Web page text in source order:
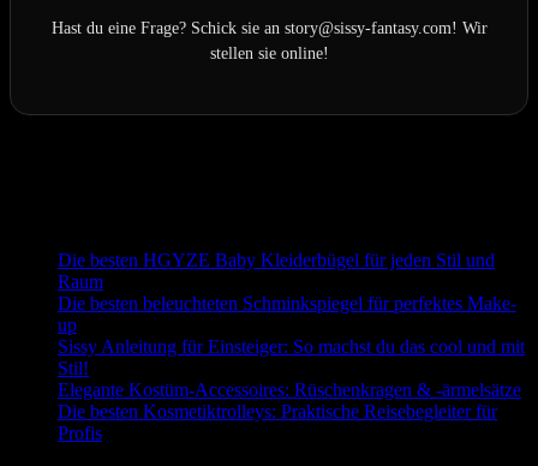
Hast du eine Frage? Schick sie an story@sissy-fantasy.com! Wir
stellen sie online!
Die besten HGYZE Baby Kleiderbügel für jeden Stil und
Raum
Die besten beleuchteten Schminkspiegel für perfektes Make-
up
Sissy Anleitung für Einsteiger: So machst du das cool und mit
Stil!
Elegante Kostüm-Accessoires: Rüschenkragen & -ärmelsätze
Die besten Kosmetiktrolleys: Praktische Reisebegleiter für
Profis